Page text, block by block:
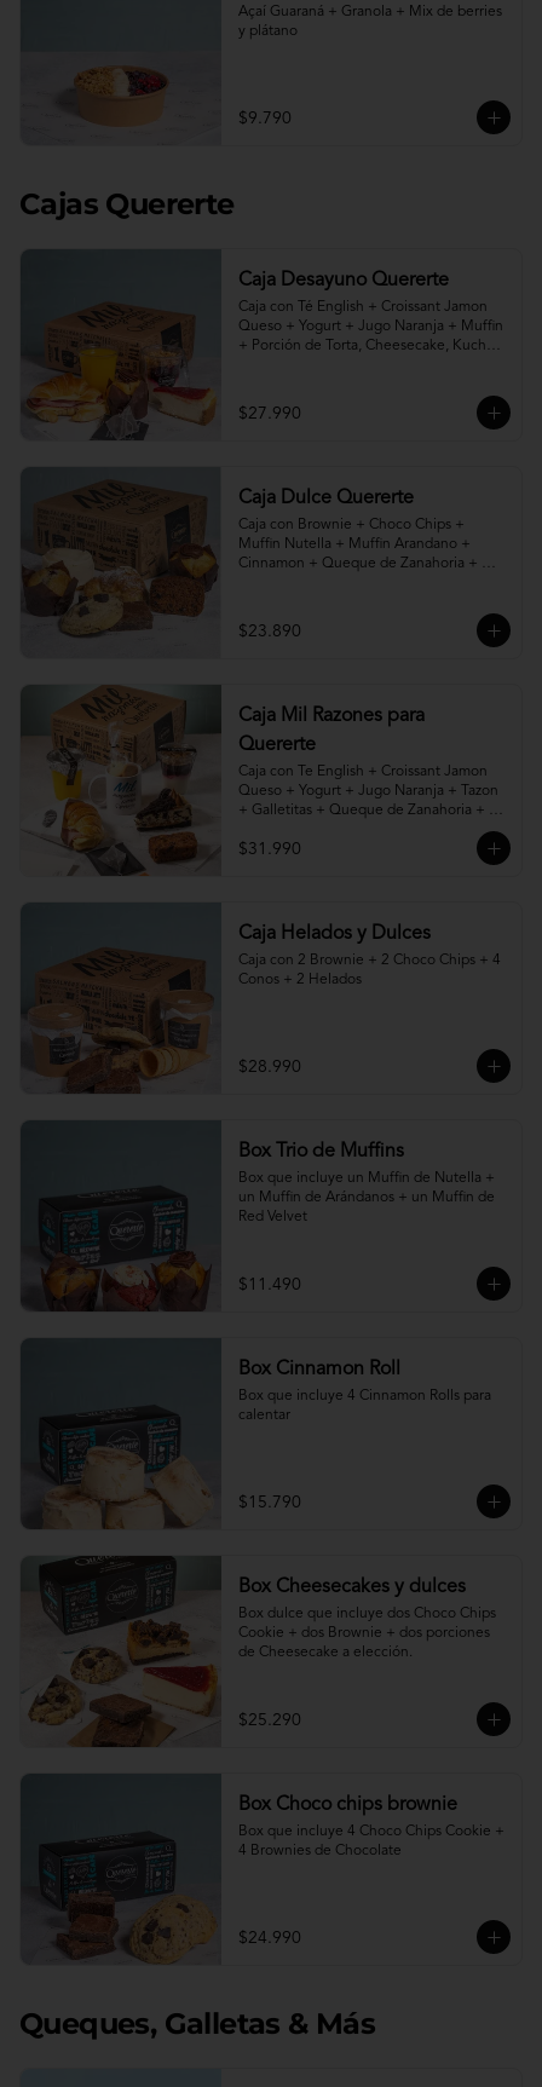
Açaí Guaraná + Granola + Mix de berries
y plátano
$9.790
Cajas Quererte
Caja Desayuno Quererte
Caja con Té English + Croissant Jamon
Queso + Yogurt + Jugo Naranja + Muffin
+ Porción de Torta, Cheesecake, Kuchen
$27.990
Caja Dulce Quererte
Caja con Brownie + Choco Chips +
Muffin Nutella + Muffin Arandano +
Cinnamon + Queque de Zanahoria +
$23.890
Caja Mil Razones para
Quererte
Caja con Te English + Croissant Jamon
Queso + Yogurt + Jugo Naranja + Tazon
+ Galletitas + Queque de Zanahoria +
Porción de Torta, Cheesecake, Kuchen o
Pie a elección.
$31.990
Caja Helados y Dulces
Caja con 2 Brownie + 2 Choco Chips + 4
Conos + 2 Helados
$28.990
Box Trio de Muffins
Box que incluye un Muffin de Nutella +
un Muffin de Arándanos + un Muffin de
Red Velvet
$11.490
Box Cinnamon Roll
Box que incluye 4 Cinnamon Rolls para
calentar
$15.790
Box Cheesecakes y dulces
Box dulce que incluye dos Choco Chips
Cookie + dos Brownie + dos porciones
de Cheesecake a elección.
$25.290
Box Choco chips brownie
Box que incluye 4 Choco Chips Cookie +
4 Brownies de Chocolate
$24.990
Queques, Galletas & Más